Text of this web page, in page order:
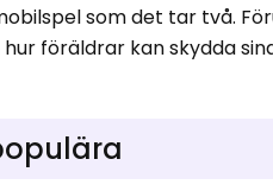
som det tar två.
föräldrar kan skydda